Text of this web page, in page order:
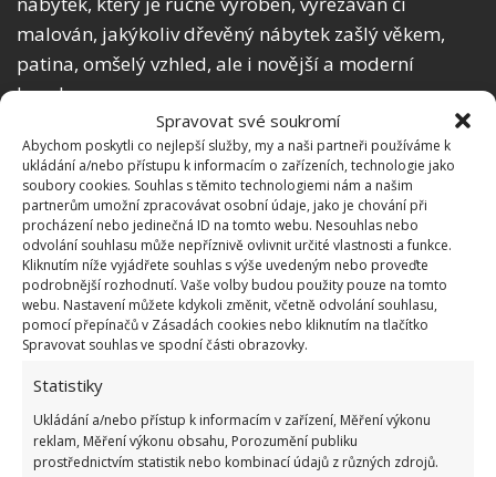
Spravovat své soukromí
Abychom poskytli co nejlepší služby, my a naši partneři používáme k
ukládání a/nebo přístupu k informacím o zařízeních, technologie jako
soubory cookies. Souhlas s těmito technologiemi nám a našim
partnerům umožní zpracovávat osobní údaje, jako je chování při
procházení nebo jedinečná ID na tomto webu. Nesouhlas nebo
odvolání souhlasu může nepříznivě ovlivnit určité vlastnosti a funkce.
Kliknutím níže vyjádřete souhlas s výše uvedeným nebo proveďte
podrobnější rozhodnutí. Vaše volby budou použity pouze na tomto
webu. Nastavení můžete kdykoli změnit, včetně odvolání souhlasu,
pomocí přepínačů v Zásadách cookies nebo kliknutím na tlačítko
Spravovat souhlas ve spodní části obrazovky.
Statistiky
Ukládání a/nebo přístup k informacím v zařízení, Měření výkonu
reklam, Měření výkonu obsahu, Porozumění publiku
prostřednictvím statistik nebo kombinací údajů z různých zdrojů.
malován, jakýkoliv dřevěný nábytek zašlý věkem,
patina, omšelý vzhled, ale i novější a moderní
kousky.
Zapomenout při zařizování nesmíte ani na stěny,
stropy a podlahy. Stěny mohou být bílé s dřevěným
obložením anebo kámen. Chcete-li si ušetřit finance,
lze použít zdařilé 3D tapety. Typické jsou pro tento
styl i trámy. Existují firmy, které dokonce vyrábějí
nábytek ze starých trámů. Pořídit se vyplatí i
solitérní kousky, jako je prádelník, noční stolek,
komoda. Z doplňků jsou to třeba kožešiny, košíky,
kostkovaný pléd, svícny a svíčky, paroží na stěně,
živé i sušené květiny, stylové lampičky.
Obrázek: thesleepjudge.com, animalfactsblog.com